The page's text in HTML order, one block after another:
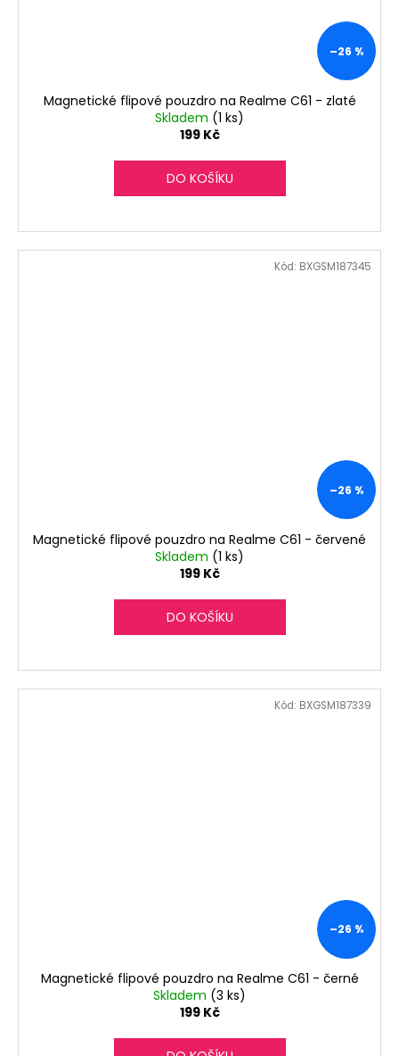
–26 %
Magnetické flipové pouzdro na Realme C61 - zlaté
Skladem (1 ks)
199 Kč
DO KOŠÍKU
–26 %
Magnetické flipové pouzdro na Realme C61 - červené
Skladem (1 ks)
199 Kč
DO KOŠÍKU
Kód: BXGSM187345
–26 %
Magnetické flipové pouzdro na Realme C61 - černé
Skladem (3 ks)
199 Kč
Kód: BXGSM187339